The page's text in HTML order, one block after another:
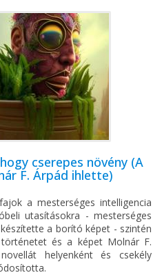
cserepes növény (A
F. Árpád ihlette)
a mesterséges intelligencia
utasításokra - mesterséges
a borító képet - szintén
és a képet Molnár F.
helyenként és csekély